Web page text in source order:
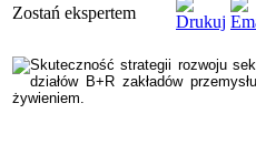
Zostań ekspertem
Skuteczność strategii rozwoju
działów B+R zakładów
żywieniem.